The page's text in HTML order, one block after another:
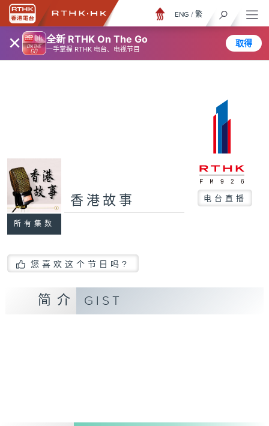
× 全新 RTHK On The Go
一手掌握 RTHK 电台、电视节目
取得
ENG / 繁
所有集数
香港故事 电台直播
您喜欢这个节目吗?
简介 GIST